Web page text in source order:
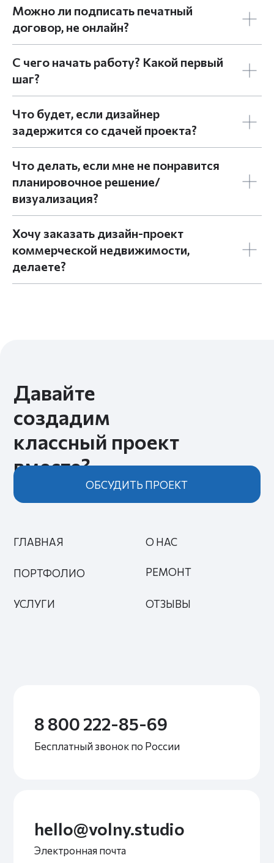
Можно ли подписать печатный
договор, не онлайн?
С чего начать работу? Какой первый
шаг?
Что будет, если дизайнер
задержится со сдачей проекта?
Что делать, если мне не понравится
планировочное решение/
визуализация?
Хочу заказать дизайн-проект
коммерческой недвижимости,
делаете?